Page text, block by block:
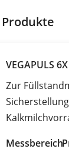
VEGAPULS 6X
Zur
Messbereich